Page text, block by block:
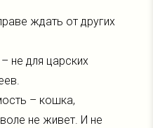
ждать от других
не для царских
– кошка,
не живет. И не